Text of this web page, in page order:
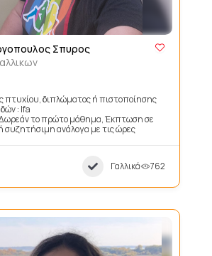
Σπυρος
πτυχίου, διπλώματος ή πιστοποίησης
: Ifa
το πρώτο μάθημα, Έκπτωση σε
συζητήσιμη ανάλογα με τις ώρες
Γαλλικά 762